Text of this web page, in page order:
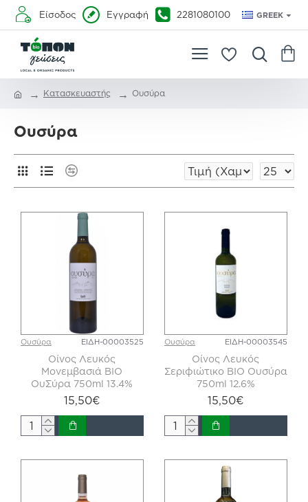
Είσοδος Εγγραφή 2281080100 GREEK
Κατασκευαστής Ουσύρα
Ουσύρα
Ουσύρα ΕΙΔΗ-00003525
Οίνος Λευκός
Μονεμβασιά BIO
ΟυΣύρα 750ml 13.4%
15,50€
Ουσύρα ΕΙΔΗ-00003545
Οίνος Λευκός
Σεριφιώτικο BIO Ουσύρα
750ml 12.6%
15,50€